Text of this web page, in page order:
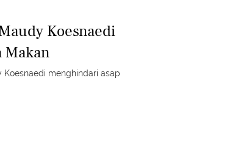
Koesnaedi
Makan
menghindari asap